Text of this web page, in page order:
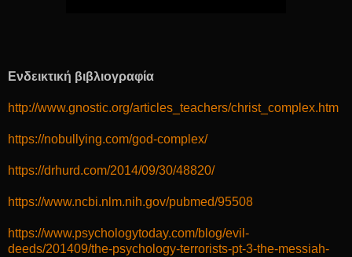
Ενδεικτική βιβλιογραφία
http://www.gnostic.org/articles_teachers/christ_complex.htm
https://nobullying.com/god-complex/
https://drhurd.com/2014/09/30/48820/
https://www.ncbi.nlm.nih.gov/pubmed/95508
https://www.psychologytoday.com/blog/evil-
deeds/201409/the-psychology-terrorists-pt-3-the-messiah-